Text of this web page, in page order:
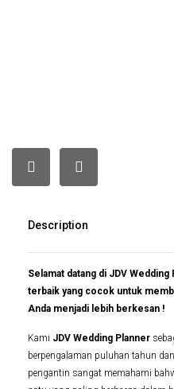
Description
Selamat datang di JDV
terbaik yang cocok untuk
Anda menjadi lebih berkesan !
Kami JDV Wedding Planner
berpengalaman puluhan tahun
pengantin sangat memahami